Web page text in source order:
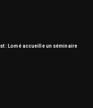
: Lomé accueille un séminaire